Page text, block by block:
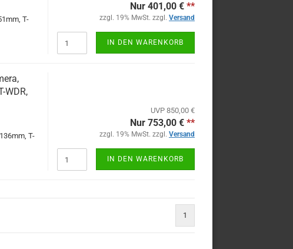
T-
Nur 401,00 € **
zzgl. 19% MwSt. zzgl. Versand
IN DEN WARENKORB
WDR,
T-
UVP 850,00 €
Nur 753,00 € **
zzgl. 19% MwSt. zzgl. Versand
IN DEN WARENKORB
1